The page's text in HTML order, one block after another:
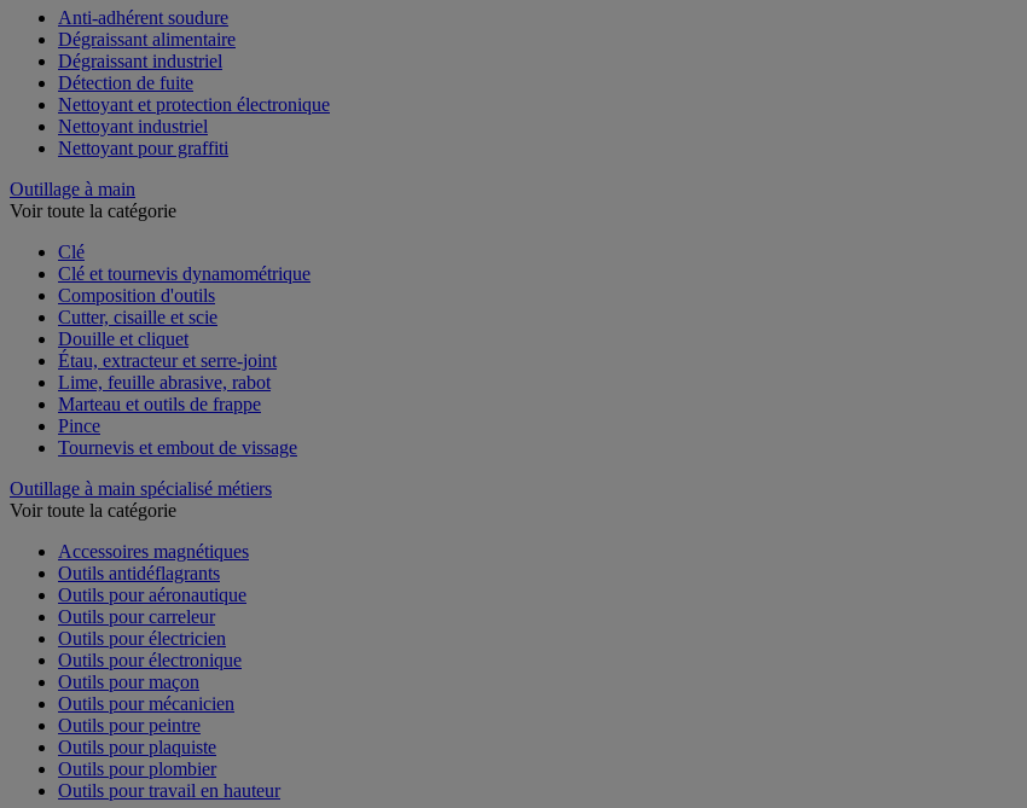
Anti-adhérent soudure
Dégraissant alimentaire
Dégraissant industriel
Détection de fuite
Nettoyant et protection électronique
Nettoyant industriel
Nettoyant pour graffiti
Outillage à main
Voir toute la catégorie
Clé
Clé et tournevis dynamométrique
Composition d'outils
Cutter, cisaille et scie
Douille et cliquet
Étau, extracteur et serre-joint
Lime, feuille abrasive, rabot
Marteau et outils de frappe
Pince
Tournevis et embout de vissage
Outillage à main spécialisé métiers
Voir toute la catégorie
Accessoires magnétiques
Outils antidéflagrants
Outils pour aéronautique
Outils pour carreleur
Outils pour électricien
Outils pour électronique
Outils pour maçon
Outils pour mécanicien
Outils pour peintre
Outils pour plaquiste
Outils pour plombier
Outils pour travail en hauteur